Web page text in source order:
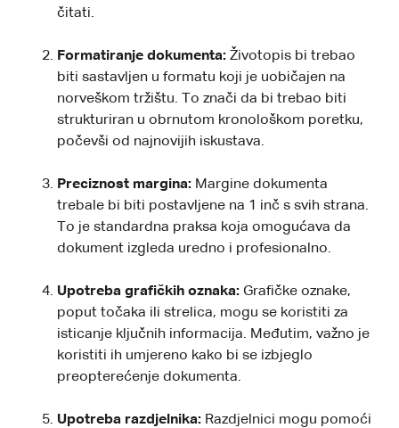
čitati.
Formatiranje dokumenta: Životopis bi trebao
biti sastavljen u formatu koji je uobičajen na
norveškom tržištu. To znači da bi trebao biti
strukturiran u obrnutom kronološkom poretku,
počevši od najnovijih iskustava.
Preciznost margina: Margine dokumenta
trebale bi biti postavljene na 1 inč s svih strana.
To je standardna praksa koja omogućava da
dokument izgleda uredno i profesionalno.
Upotreba grafičkih oznaka: Grafičke oznake,
poput točaka ili strelica, mogu se koristiti za
isticanje ključnih informacija. Međutim, važno je
koristiti ih umjereno kako bi se izbjeglo
preopterećenje dokumenta.
Upotreba razdjelnika: Razdjelnici mogu pomoći